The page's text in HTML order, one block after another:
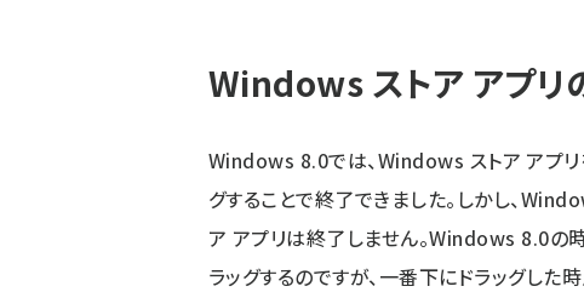
Windows ストア アプリ
Windows 8.0では、Windows ストア アプリ
グすることで終了できました。しかし、
ア アプリは終了しません。Windows 8.0の
ラッグするのですが、一番下にドラッグした